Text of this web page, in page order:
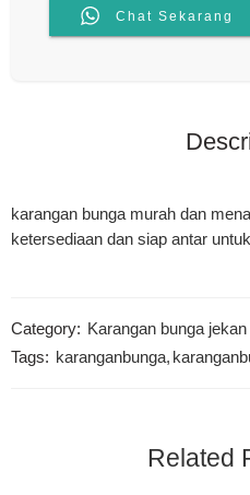
Chat Sekarang
karangan bunga murah dan
ketersediaan dan siap antar
Category: Karangan bunga
Tags: karanganbunga,
Related